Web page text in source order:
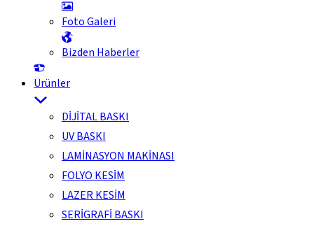
Foto Galeri
Bizden Haberler
Ürünler
DİJİTAL BASKI
UV BASKI
LAMİNASYON MAKİNASI
FOLYO KESİM
LAZER KESİM
SERİGRAFİ BASKI